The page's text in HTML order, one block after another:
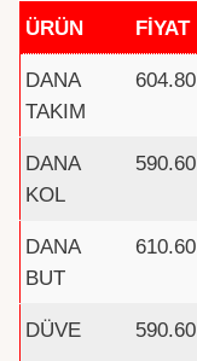
ÜRÜN
FİYAT
DANA
TAKIM
604.80
DANA
KOL
590.60
DANA
BUT
610.60
DÜVE 590.60